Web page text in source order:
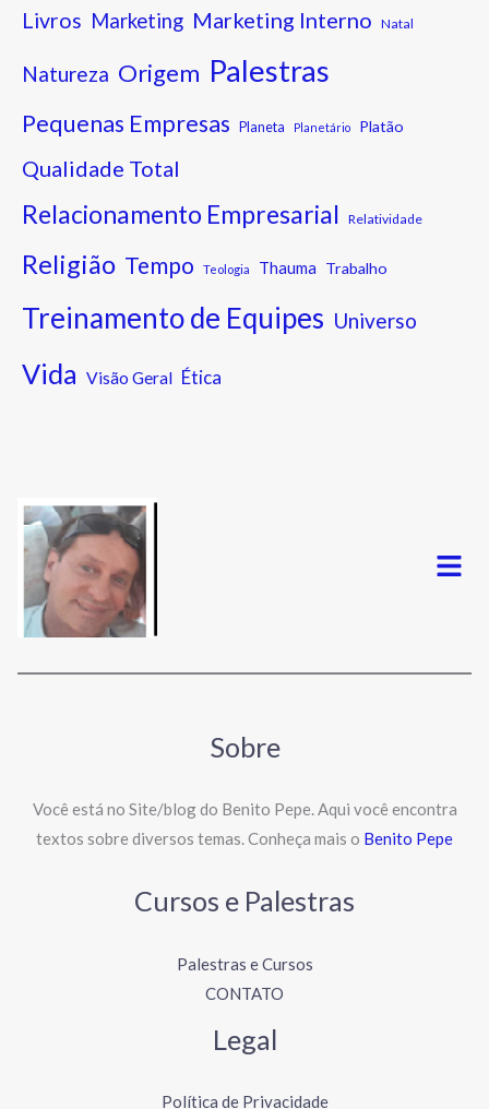
Livros Marketing Marketing Interno Natal
Natureza Origem Palestras
Pequenas Empresas Planeta Planetário Platão
Qualidade Total
Relacionamento Empresarial Relatividade
Religião Tempo Teologia Thauma Trabalho
Treinamento de Equipes Universo
Vida Visão Geral Ética
Menu
Sobre
Você está no Site/blog do Benito Pepe. Aqui você encontra
textos sobre diversos temas. Conheça mais o Benito Pepe
Cursos e Palestras
Palestras e Cursos
CONTATO
Legal
Política de Privacidade